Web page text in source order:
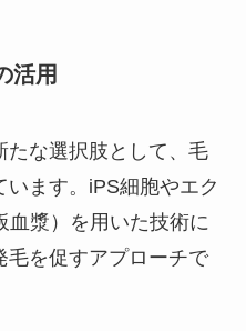
活用
たな選択肢として、毛
ます。iPS細胞やエク
血漿）を用いた技術に
毛を促すアプローチで